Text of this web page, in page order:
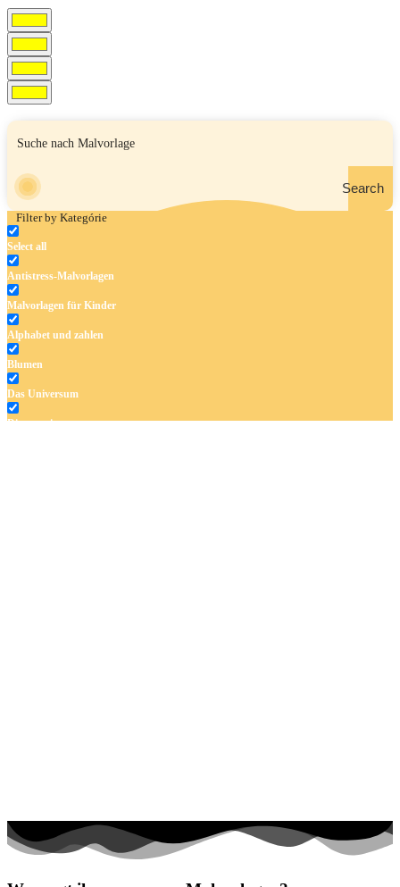
Search
Filter by Kategórie
Select all
Antistress-Malvorlagen
Malvorlagen für Kinder
Alphabet und zahlen
Blumen
Das Universum
Dinosaurier
Valentinstag und Liebe